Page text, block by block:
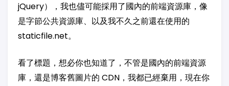
jQuery），我也儘可能採用了國內的前端資源庫，像
是字節公共資源庫、以及我不久之前還在使用的
staticfile.net。
看了標題，想必你也知道了，不管是國內的前端資源
庫，還是博客舊圖片的 CDN，我都已經棄用，現在你